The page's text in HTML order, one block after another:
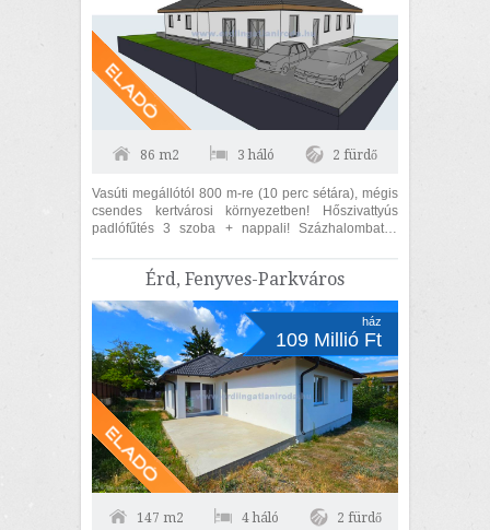
86 m2 3 háló 2 fürdő
Vasúti megállótól 800 m-re (10 perc sétára), mégis
csendes kertvárosi környezetben! Hőszivattyús
padlófűtés 3 szoba + nappali! Százhalombatta,
Érd, Fenyves-Parkváros
ház
109 Millió Ft
147 m2 4 háló 2 fürdő